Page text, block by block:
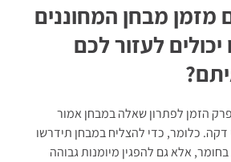
מזמן מבחן המחוננים
יכולים לעזור לכם
הזמן לפתרון שאלה במבחן אמור
דקה. כלומר, כדי להצליח במבחן תידרשו
אלא גם להפגין מיומנות גבוהה